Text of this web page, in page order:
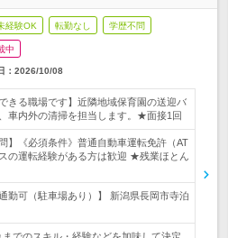
経験OK 転勤なし 学歴不問
中
： 2026/10/08
きる職場です】近隣地域保育園の送迎バ
車内外の清掃を担当します。★面接1回
】《必須条件》普通自動車運転免許（AT
の運転経験がある方は歓迎 ★残業ほとん
勤可（駐車場あり）】 新潟県長岡市寺泊